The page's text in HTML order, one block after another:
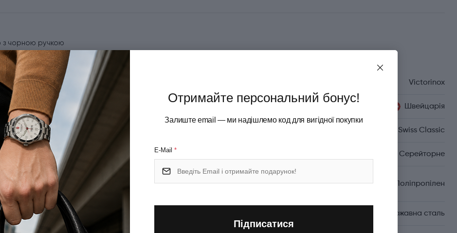
з чорною ручкою
Характеристики
Victorinox
Країна походження Швейцарія
Swiss Classic
Серейторне
Поліпропілен
Неіржавна сталь
Отримайте персональний бонус!
Залиште email — ми надішлемо код для вигідної покупки
E-Mail *
Підписатися